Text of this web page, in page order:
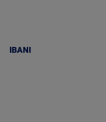
IBANI